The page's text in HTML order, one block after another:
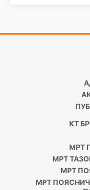
КТ
МРТ
МРТ
МРТ
МРТ